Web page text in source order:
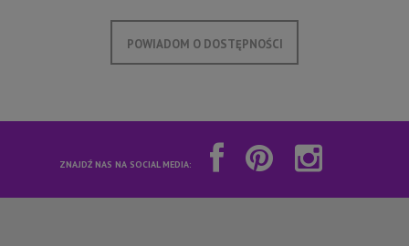
POWIADOM O DOSTĘPNOŚCI
ZNAJDŹ NAS NA SOCIAL MEDIA: